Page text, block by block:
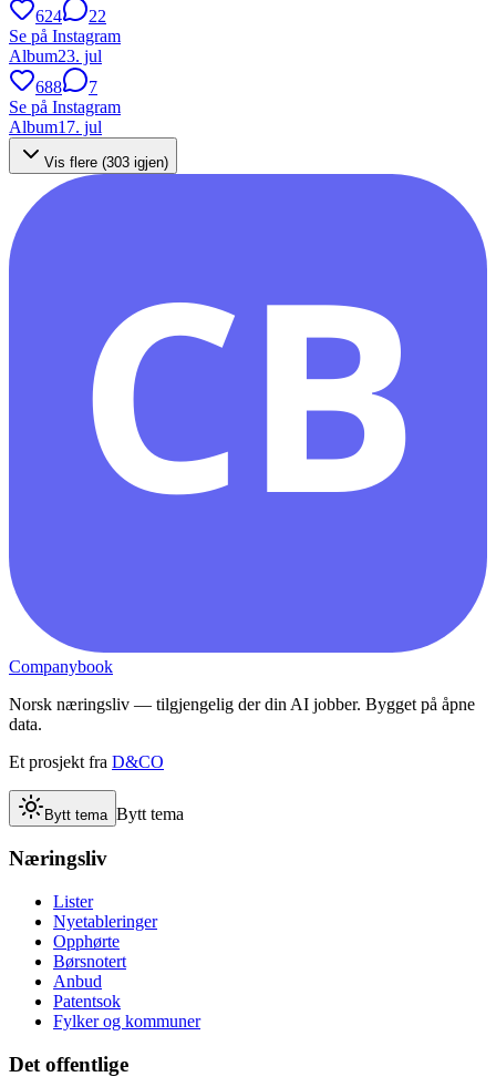
624
22
Se på Instagram
Album23. jul
688
7
Se på Instagram
Album17. jul
Vis flere (303 igjen)
CB
Companybook
Norsk næringsliv — tilgjengelig der din AI jobber. Bygget på åpne
data.
Et prosjekt fra D&CO
Bytt tema Bytt tema
Næringsliv
Lister
Nyetableringer
Opphørte
Børsnotert
Anbud
Patentsok
Fylker og kommuner
Det offentlige